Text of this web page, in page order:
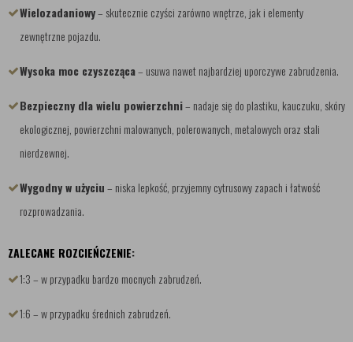
Wielozadaniowy– skutecznie czyści zarówno wnętrze, jak i elementy
zewnętrzne pojazdu.
Wysoka moc czyszcząca– usuwa nawet najbardziej uporczywe zabrudzenia.
Bezpieczny dla wielu powierzchni– nadaje się do plastiku, kauczuku, skóry
ekologicznej, powierzchni malowanych, polerowanych, metalowych oraz stali
nierdzewnej.
Wygodny w użyciu– niska lepkość, przyjemny cytrusowy zapach i łatwość
rozprowadzania.
ZALECANE ROZCIEŃCZENIE:
1:3 – w przypadku bardzo mocnych zabrudzeń.
1:6 – w przypadku średnich zabrudzeń.